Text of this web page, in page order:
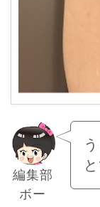
編集部
ボー